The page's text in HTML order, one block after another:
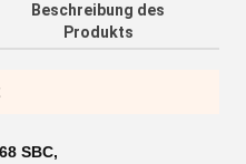
Beschreibung des
Produkts
SBC,